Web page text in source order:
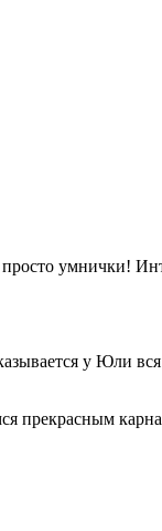
умнички!
у Юли вся
прекрасным